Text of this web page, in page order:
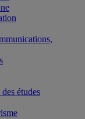
études